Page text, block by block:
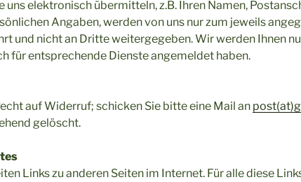
uns elektronisch übermitteln, z.B. Ihren Namen,
Angaben, werden von uns nur zum jeweils
und nicht an Dritte weitergegeben. Wir werden Ihnen
für entsprechende Dienste angemeldet haben.
auf Widerruf; schicken Sie bitte eine Mail an
gelöscht.
Links zu anderen Seiten im Internet. Für alle diese